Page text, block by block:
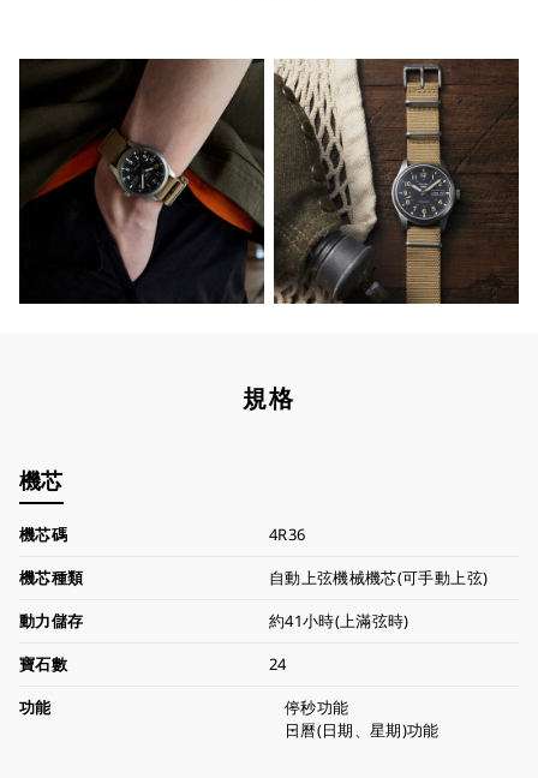
規格
機芯
機芯碼
4R36
機芯種類
自動上弦機械機芯(可手動上弦)
動力儲存
約41小時(上滿弦時)
寶石數
24
功能
停秒功能
日曆(日期、星期)功能